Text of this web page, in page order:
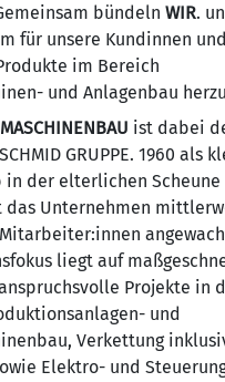
bündeln WIR.
für unsere Kundinnen
im Bereich
und Anlagenbau
ist dabei
GRUPPE. 1960 als
in der elterlichen Scheune
das Unternehmen
liegt auf
Projekte in
und
Verkettung
Elektro- und